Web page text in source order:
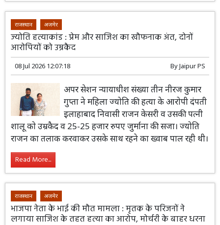
राजस्थान अजमेर
ज्योति हत्याकांड : प्रेम और साजिश का खौफनाक अंत, दोनों
आरोपियों को उम्रकैद
08 Jul 2026 12:07:18 ByJaipur PS
अपर सेशन न्यायाधीश संख्या तीन नीरज कुमार
गुप्ता ने महिला ज्योति की हत्या के आरोपी दंपती
इलाहाबाद निवासी राजन केसरी व उसकी पत्नी
शालू को उम्रकैद व 25-25 हजार रुपए जुर्माना की सजा। ज्योति
राजन का तलाक करवाकर उसके साथ रहने का ख्वाब पाल रही थी।
Read More...
राजस्थान अजमेर
भाजपा नेता के भाई की मौत मामला : मृतक के परिजनों ने
लगाया साजिश के तहत हत्या का आरोप, मोर्चरी के बाहर धरना